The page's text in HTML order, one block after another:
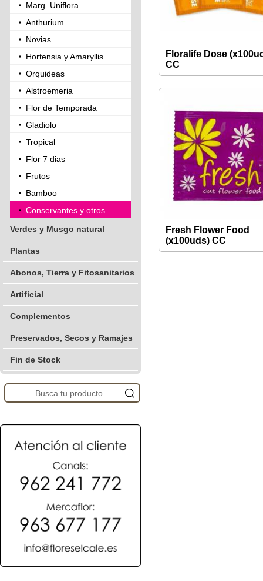
Marg. Uniflora
Anthurium
Novias
Hortensia y Amaryllis
Orquideas
Alstroemeria
Flor de Temporada
Gladiolo
Tropical
Flor 7 dias
Frutos
Bamboo
Conservantes y otros
Verdes y Musgo natural
Plantas
Abonos, Tierra y Fitosanitarios
Artificial
Complementos
Preservados, Secos y Ramajes
Fin de Stock
Floralife Dose
CC
Fresh Flower Food
(x100uds) CC